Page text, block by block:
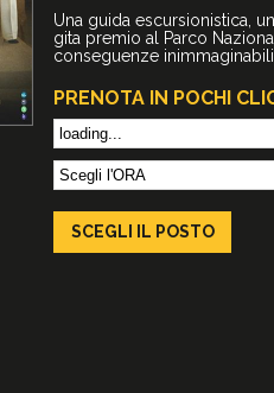
Una guida escursionistica,
gita premio al Parco
conseguenze
PRENOTA IN POCHI
SCEGLI IL POSTO